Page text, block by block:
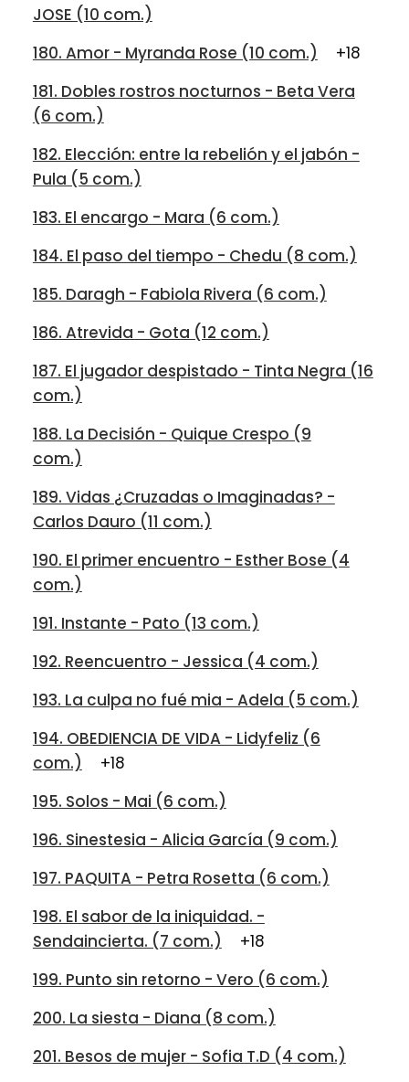
JOSE (10 com.)
180. Amor - Myranda Rose (10 com.)
+18
181. Dobles rostros nocturnos - Beta Vera
(6 com.)
182. Elección: entre la rebelión y el jabón -
Pula (5 com.)
183. El encargo - Mara (6 com.)
184. El paso del tiempo - Chedu (8 com.)
185. Daragh - Fabiola Rivera (6 com.)
186. Atrevida - Gota (12 com.)
187. El jugador despistado - Tinta Negra (16
com.)
188. La Decisión - Quique Crespo (9
com.)
189. Vidas ¿Cruzadas o Imaginadas? -
Carlos Dauro (11 com.)
190. El primer encuentro - Esther Bose (4
com.)
191. Instante - Pato (13 com.)
192. Reencuentro - Jessica (4 com.)
193. La culpa no fué mia - Adela (5 com.)
194. OBEDIENCIA DE VIDA - Lidyfeliz (6
com.)
+18
195. Solos - Mai (6 com.)
196. Sinestesia - Alicia García (9 com.)
197. PAQUITA - Petra Rosetta (6 com.)
198. El sabor de la iniquidad. -
Sendaincierta. (7 com.)
+18
199. Punto sin retorno - Vero (6 com.)
200. La siesta - Diana (8 com.)
201. Besos de mujer - Sofia T.D (4 com.)